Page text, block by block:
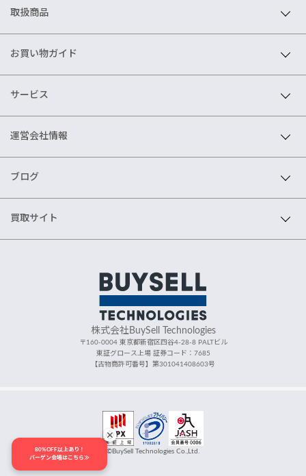
取扱商品
お買い物ガイド
サービス
運営会社情報
ブログ
買取サイト
株式会社BuySell Technologies
〒160-0004 東京都新宿区四谷4-28-8 PALTビル
東証グロース上場 証券コード：7685
【古物商許可番号】第301041408603号
©BuySell Technologies Co.,Ltd.
80%OFF以上あり！
バーゲン会場はこちら≫